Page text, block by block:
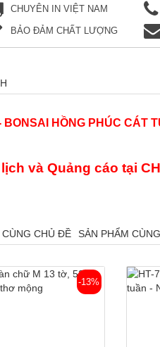
CHUYÊN IN VIỆT NAM
BẢO ĐẢM CHẤT LƯỢNG
HỒNG PHÚC CÁT
và Quảng cáo tại
CÙNG CHỦ ĐỀ SẢN PHẨM
-13%